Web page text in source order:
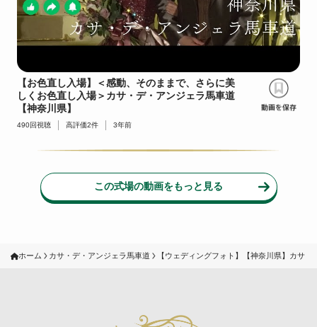
【お色直し入場】＜感動、そのままで、さらに美
しくお色直し入場＞カサ・デ・アンジェラ馬車道
【神奈川県】
490回視聴 高評価2件 3年前
この式場の動画をもっと見る
ホーム カサ・デ・アンジェラ馬車道 【ウェディングフォト】【神奈川県】カサ